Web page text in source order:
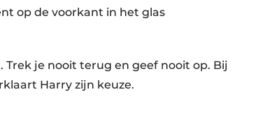
op de voorkant in het glas
Trek je nooit terug en geef nooit op. Bij
Harry zijn keuze.